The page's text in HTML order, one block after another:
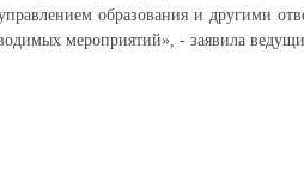
образования и другими
мероприятий», - заявила